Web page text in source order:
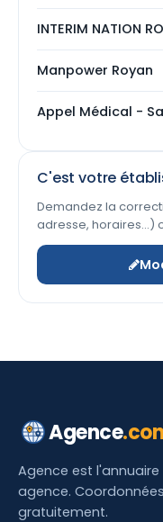
INTERIM NATION
Manpower Royan
Appel Médical -
C'est votre
Demandez la
adresse, horaires…)
Agence
Agence est
agence.
gratuitement.